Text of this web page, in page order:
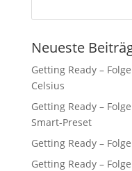
Neueste
Getting Ready –
Celsius
Getting Ready –
Smart-Preset
Getting Ready –
Getting Ready –